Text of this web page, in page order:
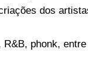
dos
phonk,